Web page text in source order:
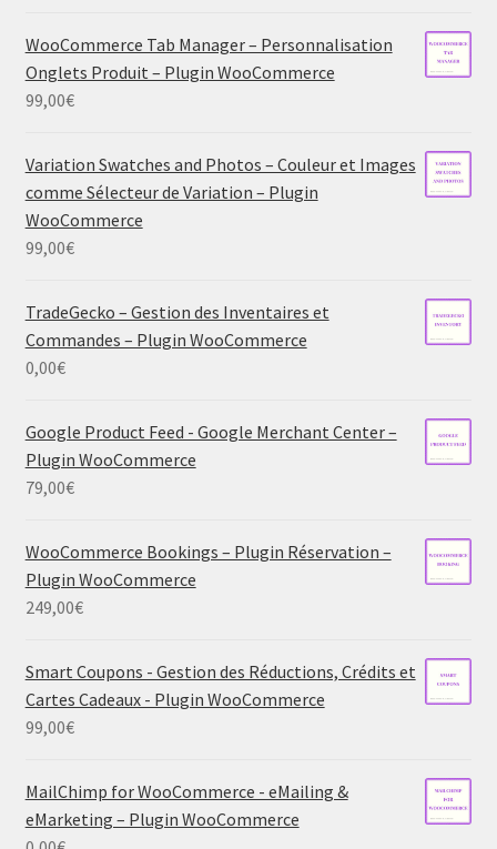
WooCommerce Tab Manager – Personnalisation
Onglets Produit – Plugin WooCommerce
99,00€
Variation Swatches and Photos – Couleur et Images
comme Sélecteur de Variation – Plugin
WooCommerce
99,00€
TradeGecko – Gestion des Inventaires et
Commandes – Plugin WooCommerce
0,00€
Google Product Feed - Google Merchant Center –
Plugin WooCommerce
79,00€
WooCommerce Bookings – Plugin Réservation –
Plugin WooCommerce
249,00€
Smart Coupons - Gestion des Réductions, Crédits et
Cartes Cadeaux - Plugin WooCommerce
99,00€
MailChimp for WooCommerce - eMailing &
eMarketing – Plugin WooCommerce